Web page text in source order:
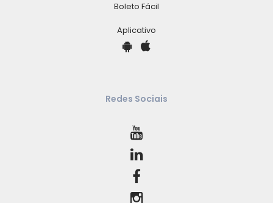
Boleto Fácil
Aplicativo
Redes Sociais